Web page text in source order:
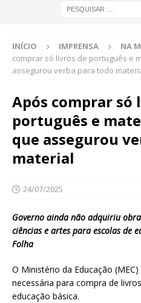
INÍCIO IMPRENSA NA
comprar só livros de português e
assegurou verba para todo
Após comprar só
português e
que assegurou
material
24/07/2025
Governo ainda não adquiriu
ciências e artes para escolas de
Folha
O Ministério da Educação
necessária para compra de
educação básica.